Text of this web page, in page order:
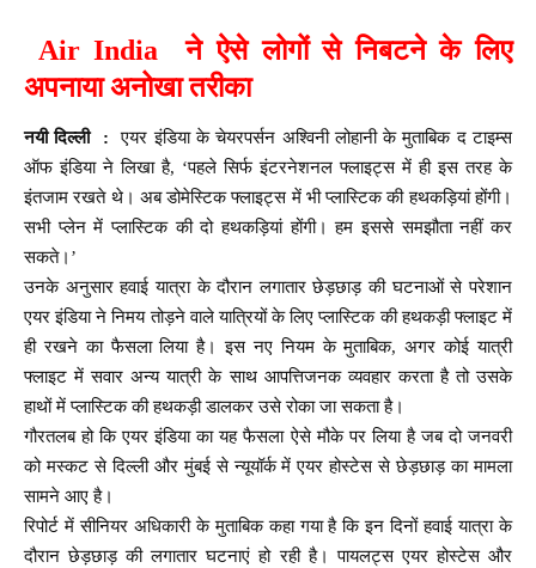
Air India ने ऐसे लोगों से निबटने के लिए
अपनाया अनोखा तरीका
नयी दिल्ली :एयर इंडिया के चेयरपर्सन अश्विनी लोहानी के मुताबिक द टाइम्स
ऑफ इंडिया ने लिखा है, ‘पहले सिर्फ इंटरनेशनल फ्लाइट्स में ही इस तरह के
इंतजाम रखते थे। अब डोमेस्टिक फ्लाइट्स में भी प्लास्टिक की हथकड़ियां होंगी।
सभी प्लेन में प्लास्टिक की दो हथकड़ियां होंगी। हम इससे समझौता नहीं कर
सकते।’
उनके अनुसार हवाई यात्रा के दौरान लगातार छेड़छाड़ की घटनाओं से परेशान
एयर इंडिया ने निमय तोड़ने वाले यात्रियों के लिए प्लास्टिक की हथकड़ी फ्लाइट में
ही रखने का फैसला लिया है। इस नए नियम के मुताबिक, अगर कोई यात्री
फ्लाइट में सवार अन्य यात्री के साथ आपत्तिजनक व्यवहार करता है तो उसके
हाथों में प्लास्टिक की हथकड़ी डालकर उसे रोका जा सकता है।
गौरतलब हो कि एयर इंडिया का यह फैसला ऐसे मौके पर लिया है जब दो जनवरी
को मस्कट से दिल्ली और मुंबई से न्यूयॉर्क में एयर होस्टेस से छेड़छाड़ का मामला
सामने आए है।
रिपोर्ट में सीनियर अधिकारी के मुताबिक कहा गया है कि इन दिनों हवाई यात्रा के
दौरान छेड़छाड़ की लगातार घटनाएं हो रही है। पायलट्स एयर होस्टेस और